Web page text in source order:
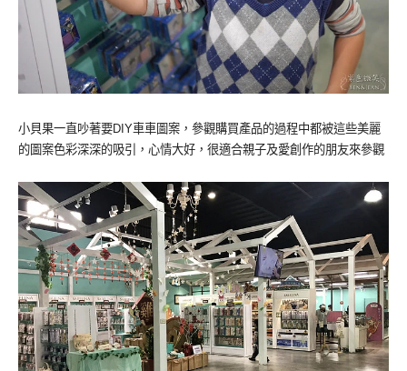
小貝果一直吵著要DIY車車圖案，參觀購買產品的過程中都被這些美麗
的圖案色彩深深的吸引，心情大好，很適合親子及愛創作的朋友來參觀